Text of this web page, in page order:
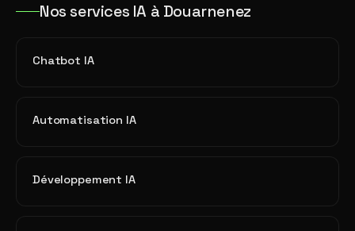
Nos services IA à Douarnenez
Chatbot IA
Automatisation IA
Développement IA